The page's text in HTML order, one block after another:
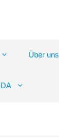
Über uns